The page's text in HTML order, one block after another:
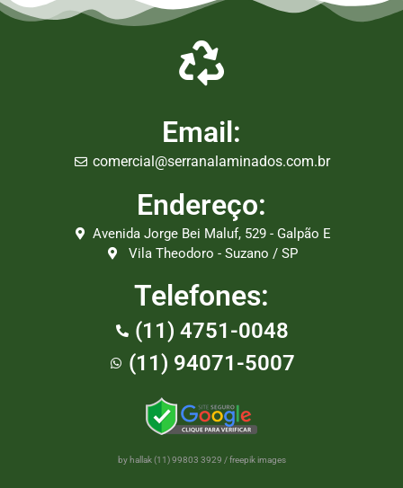
Email:
comercial@serranalaminados.com.br
Endereço:
Avenida Jorge Bei Maluf, 529 - Galpão E
Vila Theodoro - Suzano / SP
Telefones:
(11) 4751-0048
(11) 94071-5007
by hallak (11) 99803 3929 /freepik images